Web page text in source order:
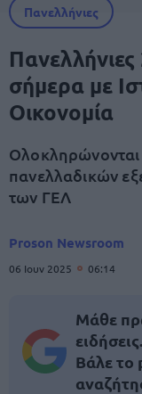
Πανελλήνιες
σήμερα με
Οικονομία
πανελλαδικών
των ΓΕΛ
Proson Newsroom
06 Ιουν 2025 06:14
Μάθε
ειδήσεις.
Βάλε το